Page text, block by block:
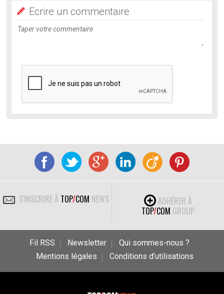
Ecrire un commentaire
S'INSCRIRE À TOP/COM NEWS
ADHÉRER À
TOP/COM GROUP
Fil RSS Newsletter
Qui sommes-nous ?
Mentions légales
Conditions d’utilisations